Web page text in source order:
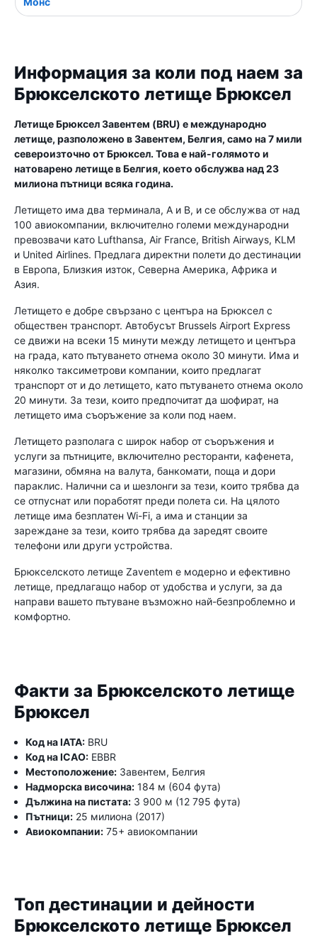
Информация за коли под наем за
Брюкселското летище Брюксел
Летище Брюксел Завентем (BRU) е международно
летище, разположено в Завентем, Белгия, само на 7 мили
североизточно от Брюксел. Това е най-голямото и
натоварено летище в Белгия, което обслужва над 23
милиона пътници всяка година.
Летището има два терминала, A и B, и се обслужва от над
100 авиокомпании, включително големи международни
превозвачи като Lufthansa, Air France, British Airways, KLM
и United Airlines. Предлага директни полети до дестинации
в Европа, Близкия изток, Северна Америка, Африка и
Азия.
Летището е добре свързано с центъра на Брюксел с
обществен транспорт. Автобусът Brussels Airport Express
се движи на всеки 15 минути между летището и центъра
на града, като пътуването отнема около 30 минути. Има и
няколко таксиметрови компании, които предлагат
транспорт от и до летището, като пътуването отнема около
20 минути. За тези, които предпочитат да шофират, на
летището има съоръжение за коли под наем.
Летището разполага с широк набор от съоръжения и
услуги за пътниците, включително ресторанти, кафенета,
магазини, обмяна на валута, банкомати, поща и дори
параклис. Налични са и шезлонги за тези, които трябва да
се отпуснат или поработят преди полета си. На цялото
летище има безплатен Wi-Fi, а има и станции за
зареждане за тези, които трябва да заредят своите
телефони или други устройства.
Брюкселското летище Zaventem е модерно и ефективно
летище, предлагащо набор от удобства и услуги, за да
направи вашето пътуване възможно най-безпроблемно и
комфортно.
Факти за Брюкселското летище
Брюксел
Код на IATA: BRU
Код на ICAO: EBBR
Местоположение: Завентем, Белгия
Надморска височина: 184 м (604 фута)
Дължина на пистата: 3 900 м (12 795 фута)
Пътници: 25 милиона (2017)
Авиокомпании: 75+ авиокомпании
Топ дестинации и дейности
Брюкселското летище Брюксел